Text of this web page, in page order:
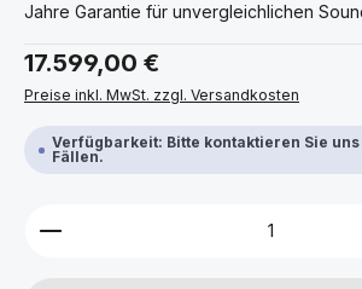
Jahre Garantie für unvergleichlichen
Regulärer Preis:
17.599,00 €
Preise inkl. MwSt. zzgl. Versandkosten
Verfügbarkeit: Bitte kontaktieren Sie
Fällen.
Produkt Anzahl: Gib den